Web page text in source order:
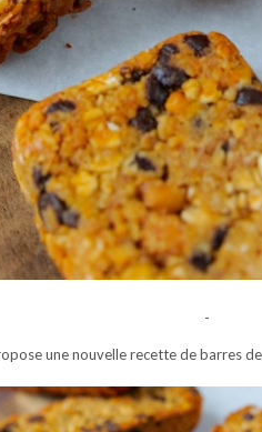
-
une nouvelle recette de barres